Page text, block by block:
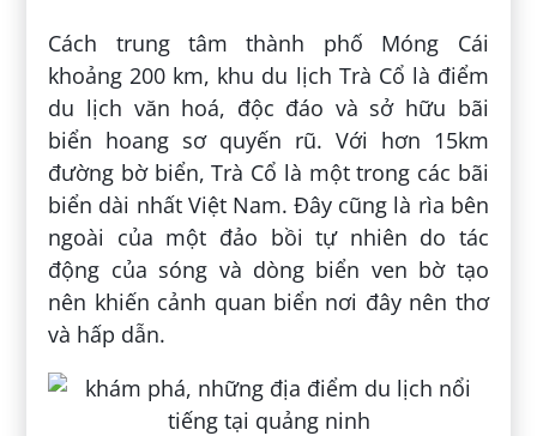
Cách trung tâm thành phố Móng Cái
khoảng 200 km, khu du lịch Trà Cổ là điểm
du lịch văn hoá, độc đáo và sở hữu bãi
biển hoang sơ quyến rũ. Với hơn 15km
đường bờ biển, Trà Cổ là một trong các bãi
biển dài nhất Việt Nam. Đây cũng là rìa bên
ngoài của một đảo bồi tự nhiên do tác
động của sóng và dòng biển ven bờ tạo
nên khiến cảnh quan biển nơi đây nên thơ
và hấp dẫn.